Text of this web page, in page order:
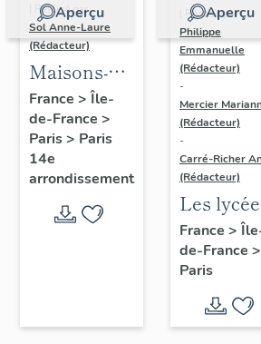
Aperçu
| Réalisé par
Sol Anne-Laure
(Rédacteur)
Maisons-
immeubles
France > Île-
de-France >
Paris> Paris
14e
arrondissement
Aperçu
| Réalisé par
Philippe
Emmanuelle
(Rédacteur)
-
Mercier
(Rédacteur)
-
Carré-Richer
(Rédacteur)
Les
Jean-
Dondel
Roger
Dhuit
France >
de-France >
Paris